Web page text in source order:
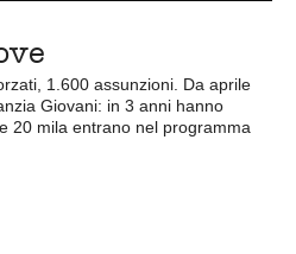
1.600 assunzioni. Da aprile
Giovani: in 3 anni hanno
20 mila entrano nel programma